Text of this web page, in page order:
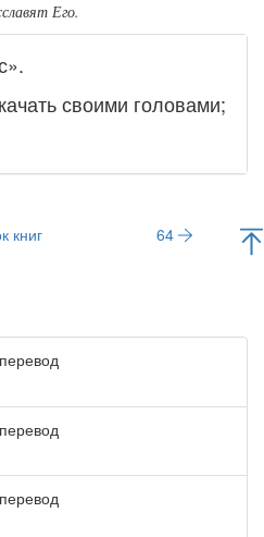
Его.
своими головами;
книг 64